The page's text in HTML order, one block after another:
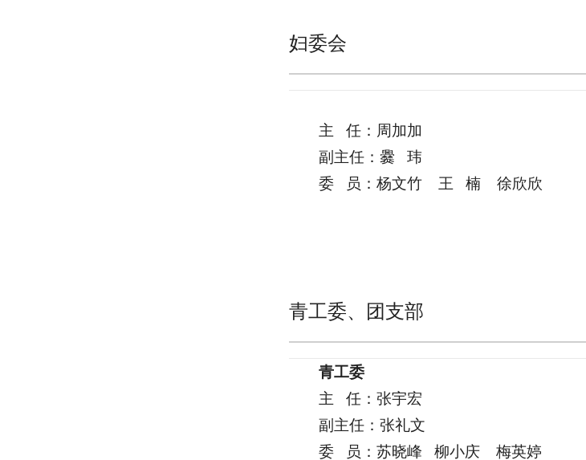
妇委会
主 任：周加加
副主任：爨 玮
委 员：杨文竹 王 楠 徐欣欣
青工委、团支部
青工委
主 任：张宇宏
副主任：张礼文
委 员：苏晓峰 柳小庆 梅英婷